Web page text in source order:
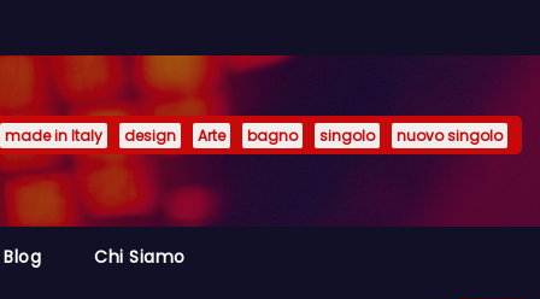
made in Italy design Arte bagno singolo nuovo singolo
Blog Chi Siamo